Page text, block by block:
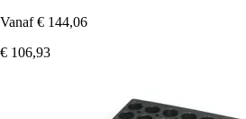
Vanaf € 144,06
€ 106,93